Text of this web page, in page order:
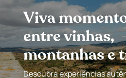
Viva
entre vinhas,
montanhas e
Descubra experiências